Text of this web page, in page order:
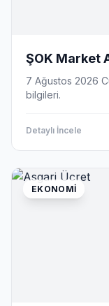
ŞOK Market
7 Ağustos 2026
bilgileri.
Detaylı İncele
EKONOMI